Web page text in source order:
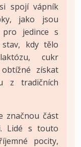
spojí vápník
jako jsou
jedince s
kdy tělo
cukr
získat
z tradičních
značnou část
Lidé s touto
pocity,